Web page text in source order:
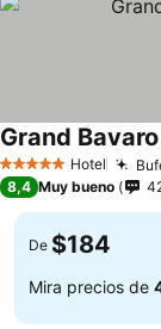
5 Estrellas Hotel
Grand
8,4 Muy bueno
De $184
Mira precios de